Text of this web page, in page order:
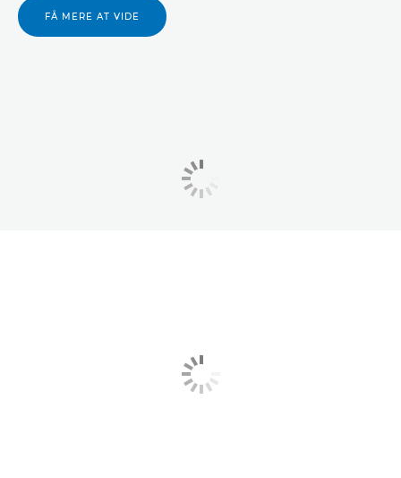
FÅ MERE AT VIDE